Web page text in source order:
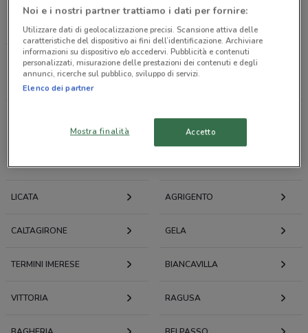
LOACKER
Tutti i negozi
Volantini e offerte intorno a Caltanissetta
LICATA AGRIGENTO
CALTAGIRONE GELA
TERMINI IMERESE BIANCAVILLA
VITTORIA RAGUSA
Noi e i nostri partner trattiamo i dati per fornire:
Utilizzare dati di geolocalizzazione precisi. Scansione attiva delle
caratteristiche del dispositivo ai fini dell’identificazione. Archiviare
informazioni su dispositivo e/o accedervi. Pubblicità e contenuti
personalizzati, misurazione delle prestazioni dei contenuti e degli
annunci, ricerche sul pubblico, sviluppo di servizi.
Elenco dei partner
Mostra finalità Accetto